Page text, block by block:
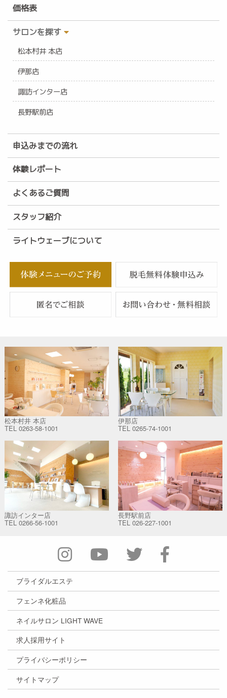
価格表
サロンを探す
松本村井 本店
伊那店
諏訪インター店
長野駅前店
申込みまでの流れ
体験レポート
よくあるご質問
スタッフ紹介
ライトウェーブについて
松本村井 本店
TEL 0263-58-1001
伊那店
TEL 0265-74-1001
諏訪インター店
TEL 0266-56-1001
長野駅前店
TEL 026-227-1001
ブライダルエステ
フェンネ化粧品
ネイルサロン LIGHT WAVE
求人採用サイト
プライバシーポリシー
サイトマップ